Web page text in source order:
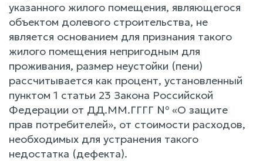
указанного жилого помещения, являющегося
объектом долевого строительства, не
является основанием для признания такого
жилого помещения непригодным для
проживания, размер неустойки (пени)
рассчитывается как процент, установленный
пунктом 1 статьи 23 Закона Российской
Федерации от ДД.ММ.ГГГГ № «О защите
прав потребителей», от стоимости расходов,
необходимых для устранения такого
недостатка (дефекта).